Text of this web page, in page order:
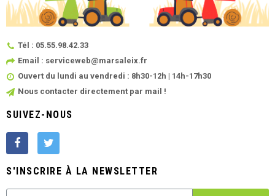
Tél : 05.55.98.42.33
Email : serviceweb@marsaleix.fr
Ouvert du lundi au vendredi : 8h30-12h | 14h-17h30
Nous contacter directement par mail !
SUIVEZ-NOUS
S'INSCRIRE À LA NEWSLETTER